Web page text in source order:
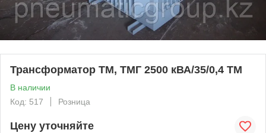
Трансформатор ТМ, ТМГ 2500 кВА/35/0,4 ТМ
В наличии
Код: 517
Розница
Цену уточняйте